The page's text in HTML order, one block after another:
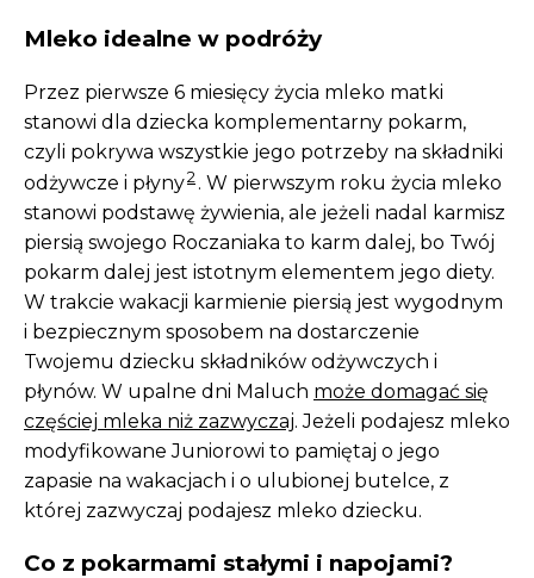
Mleko idealne w podróży
Przez pierwsze 6 miesięcy życia mleko matki
stanowi dla dziecka komplementarny pokarm,
czyli pokrywa wszystkie jego potrzeby na składniki
odżywcze i płyny2 . W pierwszym roku życia mleko
stanowi podstawę żywienia, ale jeżeli nadal karmisz
piersią swojego Roczaniaka to karm dalej, bo Twój
pokarm dalej jest istotnym elementem jego diety.
W trakcie wakacji karmienie piersią jest wygodnym
i bezpiecznym sposobem na dostarczenie
Twojemu dziecku składników odżywczych i
płynów. W upalne dni Maluch może domagać się
częściej mleka niż zazwyczaj. Jeżeli podajesz mleko
modyfikowane Juniorowi to pamiętaj o jego
zapasie na wakacjach i o ulubionej butelce, z
której zazwyczaj podajesz mleko dziecku.
Co z pokarmami stałymi i napojami?